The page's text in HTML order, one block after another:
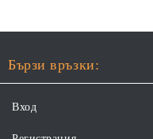
Бързи връзки:
Вход